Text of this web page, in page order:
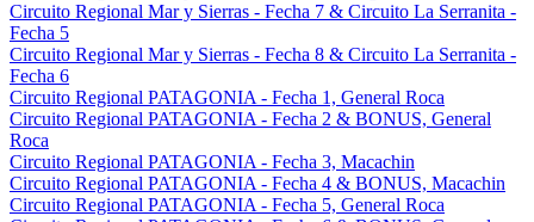
Circuito Regional Mar y Sierras - Fecha 7 & Circuito La Serranita -
Fecha 5
Circuito Regional Mar y Sierras - Fecha 8 & Circuito La Serranita -
Fecha 6
Circuito Regional PATAGONIA - Fecha 1, General Roca
Circuito Regional PATAGONIA - Fecha 2 & BONUS, General
Roca
Circuito Regional PATAGONIA - Fecha 3, Macachin
Circuito Regional PATAGONIA - Fecha 4 & BONUS, Macachin
Circuito Regional PATAGONIA - Fecha 5, General Roca